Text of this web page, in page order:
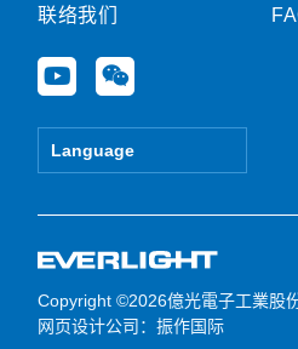
联络我们
Y
o
u
e
W
e
i
Language
Copyright ©2026億光電子工業股
网页设计公司 ：振作国际